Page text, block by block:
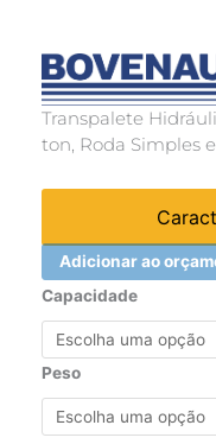
Transpalete
ton, Roda Simples
Adicionar ao
Capacidade
Peso
Transpalete
Manual
quantidade